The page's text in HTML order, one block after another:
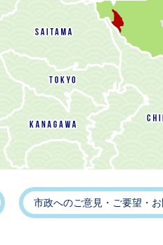
市政へのご意見・ご要望・